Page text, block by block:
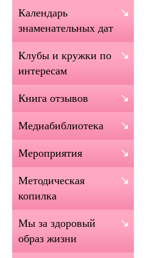
Календарь
знаменательных дат
Клубы и кружки по
интересам
Книга отзывов
Медиабиблиотека
Мероприятия
Методическая
копилка
Мы за здоровый
образ жизни